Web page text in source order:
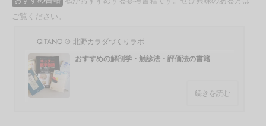
ご覧ください。
QITANO ® 北野カラダづくりラボ
おすすめの解剖学・触診法・評価法の書籍
続きを読む